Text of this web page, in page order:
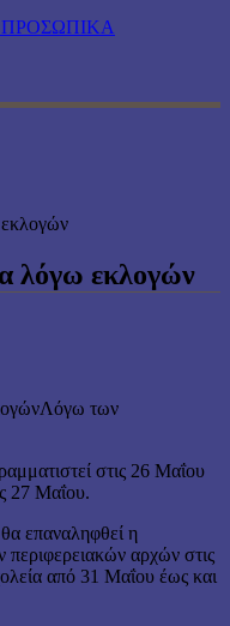
ΠΡΟΣΩΠΙΚΑ
λόγω εκλογών
Λόγω των
στις 26 Μαΐου
27 Μαΐου.
επαναληφθεί η
αρχών στις
από 31 Μαΐου έως και